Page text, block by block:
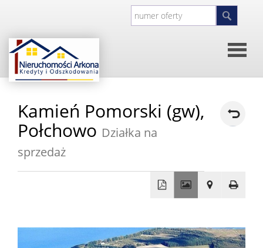
główna
O
Oferty
Kamień Pomorski (gw),
Połchowo Działka na
sprzedaż
−